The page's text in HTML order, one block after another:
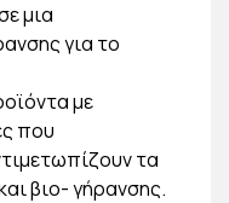
μια
για το
με
που
τα
βιο- γήρανσης.